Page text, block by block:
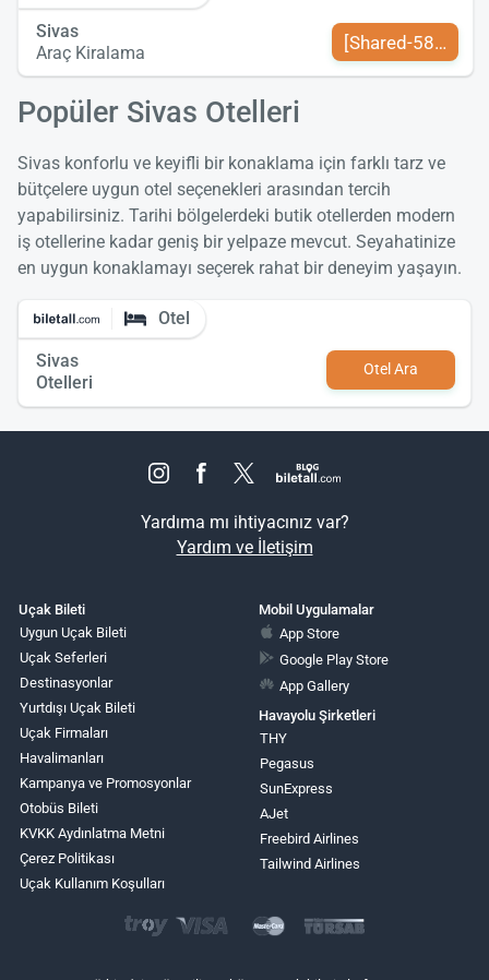
Sivas
Araç Kiralama
[Shared-589-tr-
Popüler Sivas Otelleri
Sivas konforlu ve keyifli bir konaklama için farklı tarz ve
bütçelere uygun otel seçenekleri arasından tercih
yapabilirsiniz. Tarihi bölgelerdeki butik otellerden modern
iş otellerine kadar geniş bir yelpaze mevcut. Seyahatinize
en uygun konaklamayı seçerek rahat bir deneyim yaşayın.
Otel
Sivas
Otelleri
Otel Ara
Yardıma mı ihtiyacınız var?
Yardım ve İletişim
Uçak Bileti
Uygun Uçak Bileti
Uçak Seferleri
Destinasyonlar
Yurtdışı Uçak Bileti
Uçak Firmaları
Havalimanları
Kampanya ve Promosyonlar
Otobüs Bileti
KVKK Aydınlatma Metni
Çerez Politikası
Uçak Kullanım Koşulları
Mobil Uygulamalar
App Store
Google Play Store
App Gallery
Havayolu Şirketleri
THY
Pegasus
SunExpress
AJet
Freebird Airlines
Tailwind Airlines